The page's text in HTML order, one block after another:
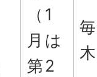
（1
月は
第2